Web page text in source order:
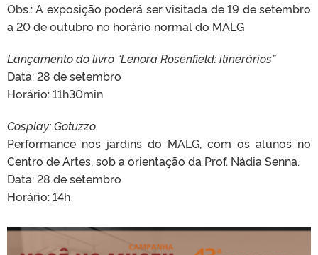
Obs.: A exposição poderá ser visitada de 19 de setembro
a 20 de outubro no horário normal do MALG
Lançamento do livro “Lenora Rosenfield: itinerários”
Data: 28 de setembro
Horário: 11h30min
Cosplay: Gotuzzo
Performance nos jardins do MALG, com os alunos no
Centro de Artes, sob a orientação da Prof. Nádia Senna.
Data: 28 de setembro
Horário: 14h